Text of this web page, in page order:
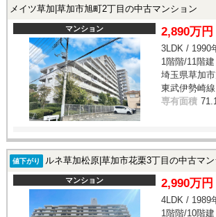
メイツ草加|草加市旭町2丁目の中古マンション
マンション 2,890万円
3LDK / 1990
1階階/11階建
埼玉県草加
東武伊勢崎
専有面積
値下がり ルネ草加松原|草加市花栗3丁目の中古マ
マンション 2,990万円
4LDK / 1989
1階階/10階建